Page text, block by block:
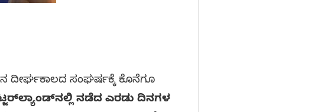
ದೀರ್ಘಕಾಲದ ಸಂಘರ್ಷಕ್ಕೆ ಕೊನೆಗೂ
ನಡೆದ ಎರಡು ದಿನಗಳ